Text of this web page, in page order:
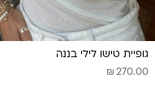
גופיית טישו לילי בננה
₪ 270.00